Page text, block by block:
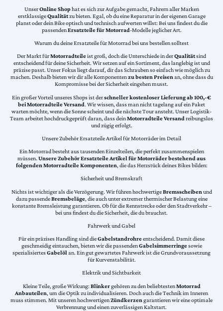
UnserOnline Shophat es sich zur Aufgabe gemacht, Fahrern aller Marken
erstklassigeQualitätzu bieten. Egal, ob du eine Reparatur in der eigenen Garage
planst oder dein Bike optisch und technisch aufwerten willst: Bei uns findest du die
passendenErsatzteile für Motorrad-Modelle jeglicher Art.
Warum du deine Ersatzteile für Motorrad bei uns bestellen solltest
Der Markt fürMotorradteileist groß, doch die Unterschiede in derQualitätsind
entscheidend für deine Sicherheit. Wir setzen auf ein Sortiment, das langlebig ist und
präzise passt. Unser Fokus liegt darauf, dir das Schrauben so einfach wie möglich zu
machen. Deshalb bieten wir dir alle Komponentenzu besten Preisenan, ohne dass du
Kompromisse bei der Sicherheit eingehen musst.
Ein großer Vorteil unseres Shops ist derschneller kostenloser Lieferung ab 100,-€
bei Motorradteile Versand. Wir wissen, dass man nicht tagelang auf ein Paket
warten möchte, wenn die Sonne scheint und die nächste Tour ansteht. Unser Logistik-
Team arbeitet hochdruckgeprüft daran, dass deinMotorradteile Versand reibungslos
und zügig erfolgt.
Unsere Zubehör Ersatzteile Artikel für Motorräder im Detail
Ein Motorrad besteht aus tausenden Einzelteilen, die perfekt zusammenspielen
müssen. Unsere Zubehör Ersatzteile Artikel für Motorräder bestehend aus
folgenden Motorradteile Komponenten, die das Herzstück deines Bikes bilden:
Sicherheit und Bremskraft
Nichts ist wichtiger als die Verzögerung. Wir führen hochwertigeBremsscheiben und
dazu passendeBremsbeläge, die auch unter extremer thermischer Belastung eine
konstante Bremsleistung garantieren. Ob für die Rennstrecke oder den Stadtverkehr –
bei uns findest du die Sicherheit, die du brauchst.
Fahrwerk und Gabel
Für ein präzises Handling sind dieGabelstandrohreentscheidend. Damit diese
geschmeidig eintauchen, bieten wir die passendenGabelsimmerringesowie
spezialisiertesGabelölan. Ein gut gewartetes Fahrwerk ist die Grundvoraussetzung
für Kurvenstabilität.
Elektrik und Sichtbarkeit
Kleine Teile, große Wirkung: Blinkergehören zu den beliebtestenMotorrad
Anbauteilen, um die Optik zu individualisieren. Doch auch die Technik im Inneren
muss stimmen. Mit unseren hochwertigenZündkerzen garantieren wir eine optimale
Verbrennung und einen zuverlässigen Kaltstart.